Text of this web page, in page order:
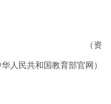
人民共和国教育部官网）